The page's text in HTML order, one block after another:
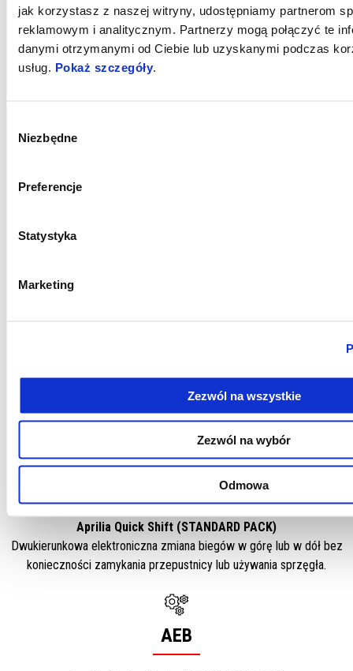
jak korzystasz z naszej witryny, udostępniamy partnerom
reklamowym i analitycznym. Partnerzy mogą połączyć te
danymi otrzymanymi od Ciebie lub uzyskanymi podczas
usług. Pokaż szczegóły
zgody
Niezbędne
Preferencje
Statystyka
Marketing
Zezwól na wszystkie
Zezwól na wybór
Odmowa
Aprilia Traction Control (STANDARD PACK)
Regulowany system kontroli trakcji z ośmioma poziomami
współpracuje z systemem ASC (Aprilia Slide Control) wyposażonym
w trzy regulowane, niezależne poziomy.
Aprilia Wheelie Control (STANDARD PACK)
Trzy różne ustawienia, które dostosowują moc wyjściową silnika i
jego wykorzystanie.
Aprilia Quick Shift (STANDARD PACK)
Dwukierunkowa elektroniczna zmiana biegów w górę lub w dół bez
konieczności zamykania przepustnicy lub używania sprzęgła.
AEB